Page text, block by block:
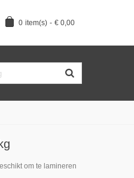
0 item(s) - € 0,00
om te lamineren